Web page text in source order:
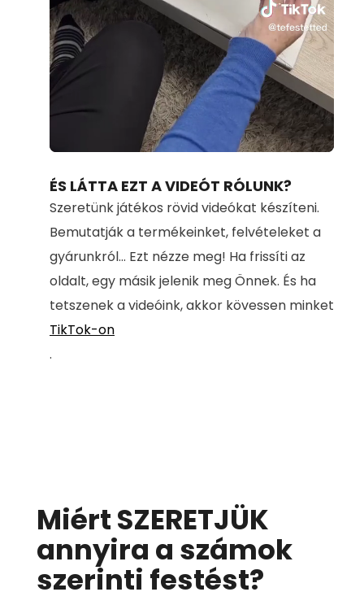
Loaded:
71.37%
ÉS LÁTTA EZT A VIDEÓT RÓLUNK?
Szeretünk játékos rövid videókat készíteni.
Bemutatják a termékeinket, felvételeket a
gyárunkról... Ezt nézze meg! Ha frissíti az
oldalt, egy másik jelenik meg Önnek. És ha
tetszenek a videóink, akkor kövessen minket
TikTok-on
.
Miért SZERETJÜK
annyira a számok
szerinti festést?